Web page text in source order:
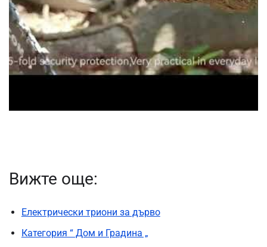
Вижте още:
Електрически триони за дърво
Категория “ Дом и Градина „